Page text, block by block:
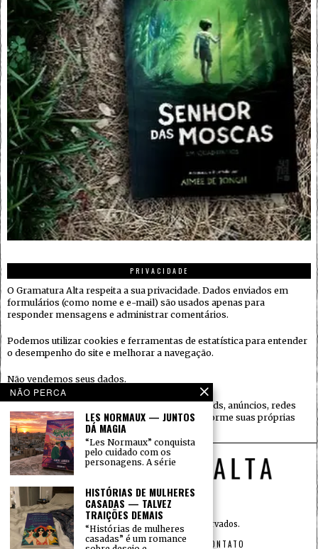
PRIVACIDADE
O Gramatura Alta respeita a sua privacidade. Dados enviados em
formulários (como nome e e-mail) são usados apenas para
responder mensagens e administrar comentários.
Podemos utilizar cookies e ferramentas de estatística para entender
o desempenho do site e melhorar a navegação.
Não vendemos seus dados.
Quando houver serviços de terceiros (ex.: embeds, anúncios, redes
sociais), eles podem coletar informações conforme suas próprias
políticas.
© 2015 — Todos os direitos reservados.
INÍCIO SOBRE PRIVACIDADE CONTATO
NÃO PERCA
LES NORMAUX — JUNTOS
DÁ MAGIA
“Les Normaux” conquista
pelo cuidado com os
personagens. A série
HISTÓRIAS DE MULHERES
CASADAS — TALVEZ
TRAIÇÕES DEMAIS
“Histórias de mulheres
casadas” é um romance